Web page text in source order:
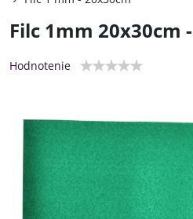
Filc 1mm 20x30cm
Hodnotenie